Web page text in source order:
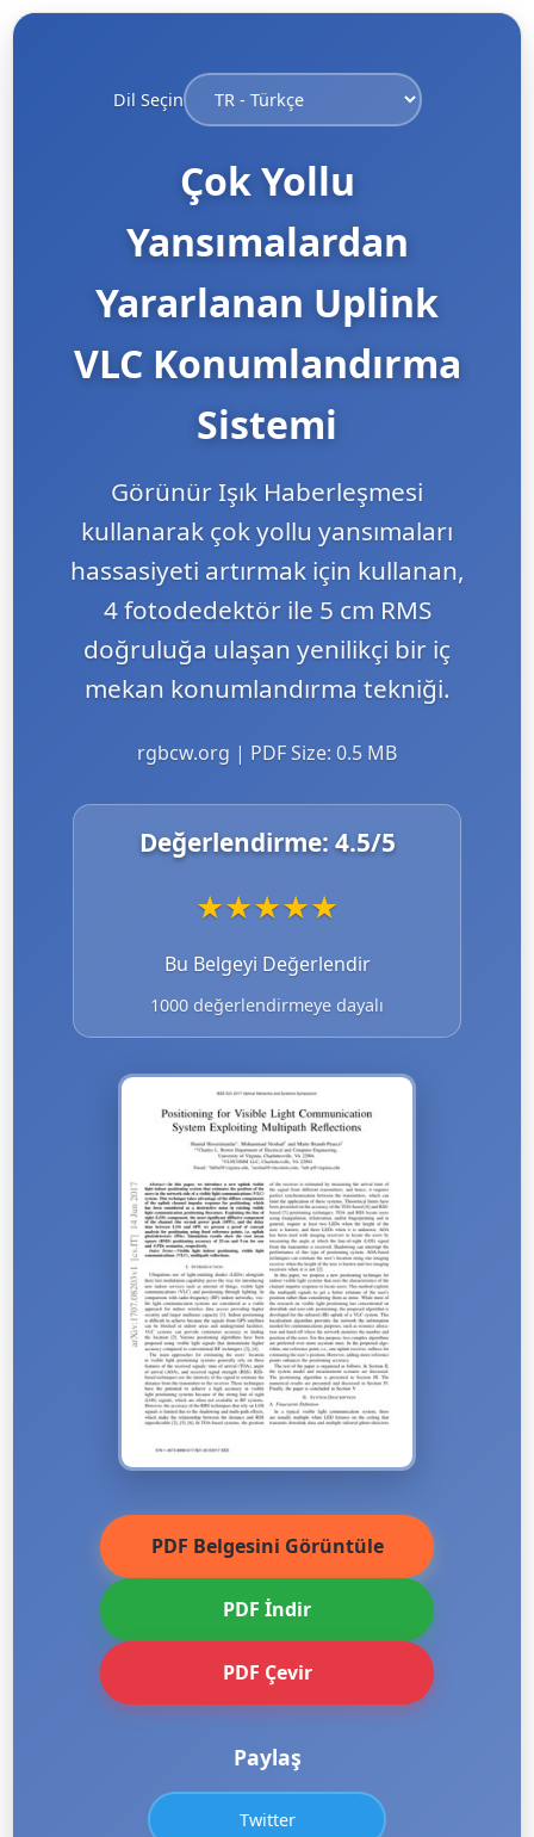
Dil Seçin
Çok Yollu
Yansımalardan
Yararlanan Uplink
VLC Konumlandırma
Sistemi
Görünür Işık Haberleşmesi
kullanarak çok yollu yansımaları
hassasiyeti artırmak için kullanan,
4 fotodedektör ile 5 cm RMS
doğruluğa ulaşan yenilikçi bir iç
mekan konumlandırma tekniği.
rgbcw.org | PDF Size: 0.5 MB
Değerlendirme: 4.5/5
★★★★★
Bu Belgeyi Değerlendir
1000 değerlendirmeye dayalı
PDF Belgesini Görüntüle
PDF İndir
PDF Çevir
Paylaş
Twitter